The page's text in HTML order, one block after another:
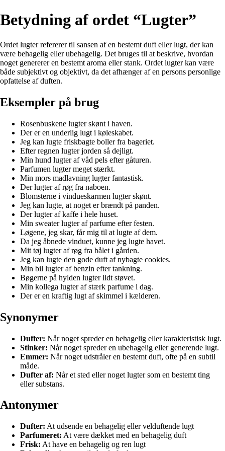
Betydning af ordet “Lugter”
Ordet lugter refererer til sansen af en bestemt duft eller lugt, der kan
være behagelig eller ubehagelig. Det bruges til at beskrive, hvordan
noget genererer en bestemt aroma eller stank. Ordet lugter kan være
både subjektivt og objektivt, da det afhænger af en persons personlige
opfattelse af duften.
Eksempler på brug
Rosenbuskene lugter skønt i haven.
Der er en underlig lugt i køleskabet.
Jeg kan lugte friskbagte boller fra bageriet.
Efter regnen lugter jorden så dejligt.
Min hund lugter af våd pels efter gåturen.
Parfumen lugter meget stærkt.
Min mors madlavning lugter fantastisk.
Der lugter af røg fra naboen.
Blomsterne i vindueskarmen lugter skønt.
Jeg kan lugte, at noget er brændt på panden.
Der lugter af kaffe i hele huset.
Min sweater lugter af parfume efter festen.
Løgene, jeg skar, får mig til at lugte af dem.
Da jeg åbnede vinduet, kunne jeg lugte havet.
Mit tøj lugter af røg fra bålet i gården.
Jeg kan lugte den gode duft af nybagte cookies.
Min bil lugter af benzin efter tankning.
Bøgerne på hylden lugter lidt støvet.
Min kollega lugter af stærk parfume i dag.
Der er en kraftig lugt af skimmel i kælderen.
Synonymer
Dufter: Når noget spreder en behagelig eller karakteristisk lugt.
Stinker: Når noget spreder en ubehagelig eller generende lugt.
Emmer: Når noget udstråler en bestemt duft, ofte på en subtil
måde.
Dufter af: Når et sted eller noget lugter som en bestemt ting
eller substans.
Antonymer
Dufter: At udsende en behagelig eller velduftende lugt
Parfumeret: At være dækket med en behagelig duft
Frisk: At have en behagelig og ren lugt